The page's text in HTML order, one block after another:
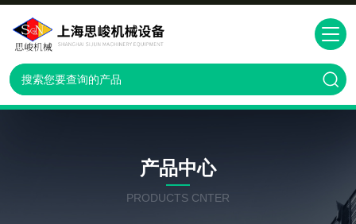
产品中心
PRODUCTS CNTER